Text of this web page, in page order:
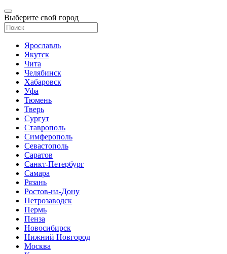
Выберите свой город
Ярославль
Якутск
Чита
Челябинск
Хабаровск
Уфа
Тюмень
Тверь
Сургут
Ставрополь
Симферополь
Севастополь
Саратов
Санкт-Петербург
Самара
Рязань
Ростов-на-Дону
Петрозаводск
Пермь
Пенза
Новосибирск
Нижний Новгород
Москва